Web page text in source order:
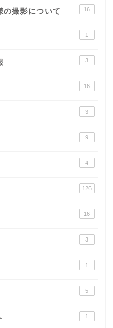
の撮影について 16
1
3
16
3
9
4
126
16
3
1
5
1